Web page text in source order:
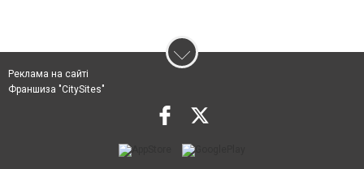
Реклама на сайті
Франшиза "CitySites"